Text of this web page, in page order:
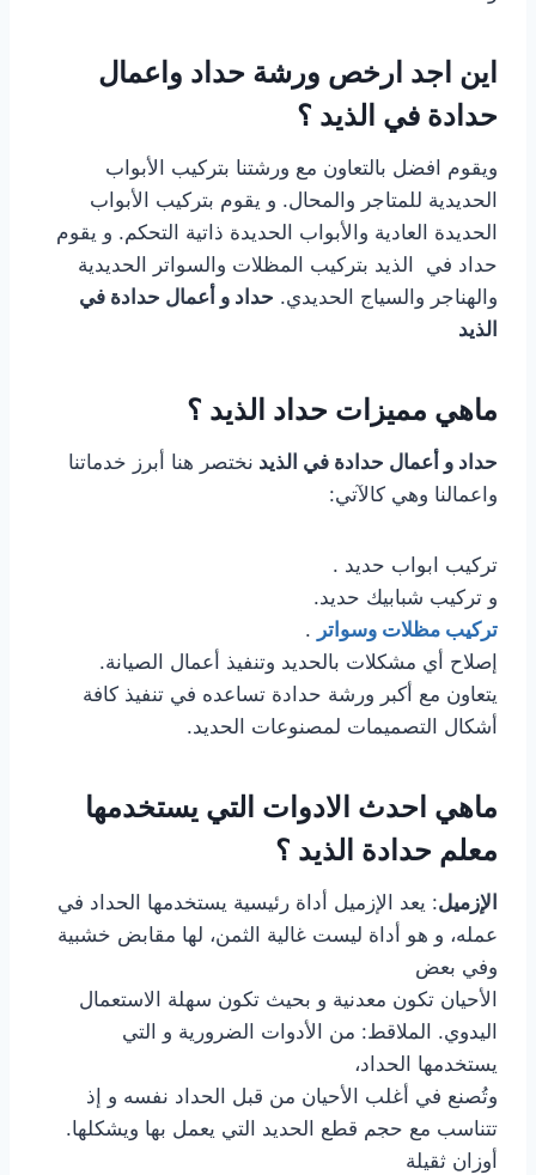
اين اجد ارخص ورشة حداد واعمال
حدادة في الذيد ؟
ويقوم افضل بالتعاون مع ورشتنا بتركيب الأبواب
الحديدية للمتاجر والمحال. و يقوم بتركيب الأبواب
الحديدة العادية والأبواب الحديدة ذاتية التحكم. و يقوم
حداد في الذيد بتركيب المظلات والسواتر الحديدية
والهناجر والسياج الحديدي. حداد و أعمال حدادة في
الذيد
ماهي مميزات حداد الذيد ؟
حداد و أعمال حدادة في الذيد نختصر هنا أبرز خدماتنا
واعمالنا وهي كالآتي:
تركيب ابواب حديد .
و تركيب شبابيك حديد.
تركيب مظلات وسواتر .
إصلاح أي مشكلات بالحديد وتنفيذ أعمال الصيانة.
يتعاون مع أكبر ورشة حدادة تساعده في تنفيذ كافة
أشكال التصميمات لمصنوعات الحديد.
ماهي احدث الادوات التي يستخدمها
معلم حدادة الذيد ؟
الإزميل: يعد الإزميل أداة رئيسية يستخدمها الحداد في
عمله، و هو أداة ليست غالية الثمن، لها مقابض خشبية
وفي بعض
الأحيان تكون معدنية و بحيث تكون سهلة الاستعمال
اليدوي. الملاقط: من الأدوات الضرورية و التي
يستخدمها الحداد،
وتُصنع في أغلب الأحيان من قبل الحداد نفسه و إذ
تتناسب مع حجم قطع الحديد التي يعمل بها ويشكلها.
أوزان ثقيلة